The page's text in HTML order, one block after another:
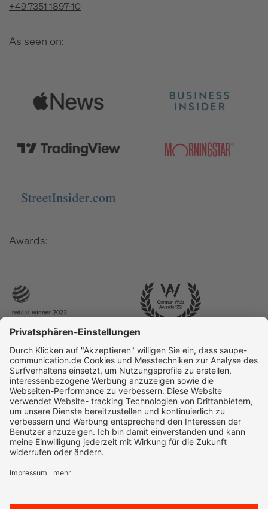
+49 7351 1897-10
As seen on:
Awards: